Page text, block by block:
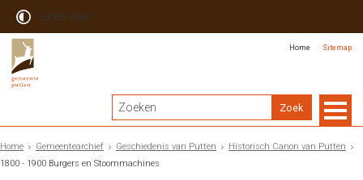
Lees voor
Home Sitemap
Home Gemeentearchief Geschiedenis van Putten
Historisch Canon van Putten
1800 - 1900 Burgers en Stoommachines